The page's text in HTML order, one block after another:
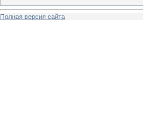
Полная версия сайта